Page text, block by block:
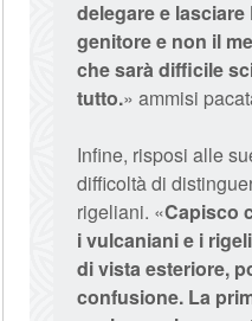
delegare e lasciare
genitore e non il
che sarà difficile
tutto.» ammisi
Infine, risposi alle
difficoltà di
rigeliani. «Capisco
i vulcaniani e i
di vista esteriore,
confusione. La